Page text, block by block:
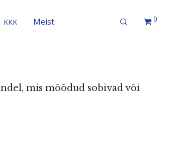
KKK Meist 0
mis mõõdud sobivad või